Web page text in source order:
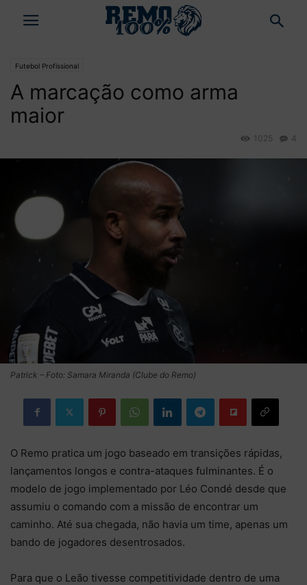
Futebol Profissional
A marcação como arma
maior
4
1025
Patrick – Foto: Samara Miranda (Clube do Remo)
O Remo pratica um jogo baseado em transições rápidas,
lançamentos longos e contra-ataques fulminantes. É o
modelo de jogo implementado por Léo Condé desde que
assumiu o comando com a missão de encontrar um
caminho. Até sua chegada, não havia um time, apenas um
bando de jogadores desentrosados.
Para que o Leão tivesse competitividade dentro de uma